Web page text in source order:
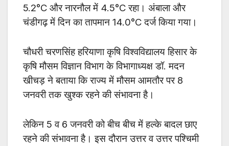
5.2°C और नारनौल में 4.5°C रहा। अंबाला और
चंडीगढ़ में दिन का तापमान 14.0°C दर्ज किया गया।
चौधरी चरणसिंह हरियाणा कृषि विश्वविद्यालय हिसार के
कृषि मौसम विज्ञान विभाग के विभागाध्यक्ष डॉ. मदन
खीचड़ ने बताया कि राज्य में मौसम आमतौर पर 8
जनवरी तक खुश्क रहने की संभावना है।
लेकिन 5 व 6 जनवरी को बीच बीच में हल्के बादल छाए
रहने की संभावना है। इस दौरान उत्तर व उत्तर पश्चिमी